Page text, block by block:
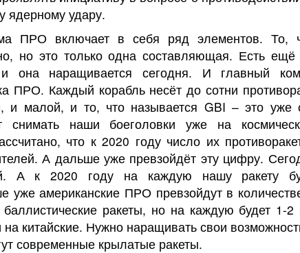
ядерному удару.
ПРО включает в себя ряд элементов. То,
но это только одна составляющая. Есть ещё
и она наращивается сегодня. И главный
ПРО. Каждый корабль несёт до сотни
и малой, и то, что называется GBI – это уже
снимать наши боеголовки уже на
что к 2020 году число их
А дальше уже превзойдёт эту цифру.
А к 2020 году на каждую нашу ракету
уже американские ПРО превзойдут в
ракеты, но на каждую будет 1-2
китайские. Нужно наращивать свои
современные крылатые ракеты.